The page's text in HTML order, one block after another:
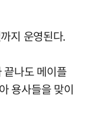
지 운영된다.
끝나도 메이플
용사들을 맞이